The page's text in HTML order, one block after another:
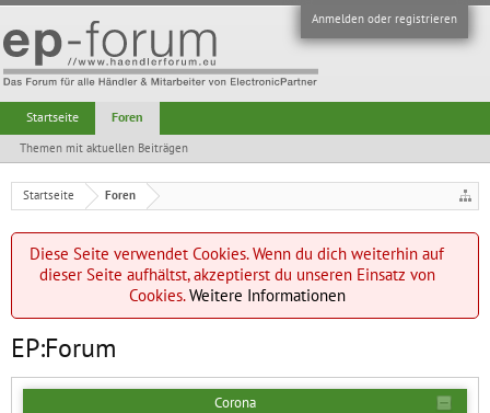
Anmelden oder registrieren
Startseite Foren
Diese Seite verwendet Cookies. Wenn du dich weiterhin auf
dieser Seite aufhältst, akzeptierst du unseren Einsatz von
Cookies.Weitere Informationen
EP:Forum
Corona
Startseite Foren
Themen mit aktuellen Beiträgen